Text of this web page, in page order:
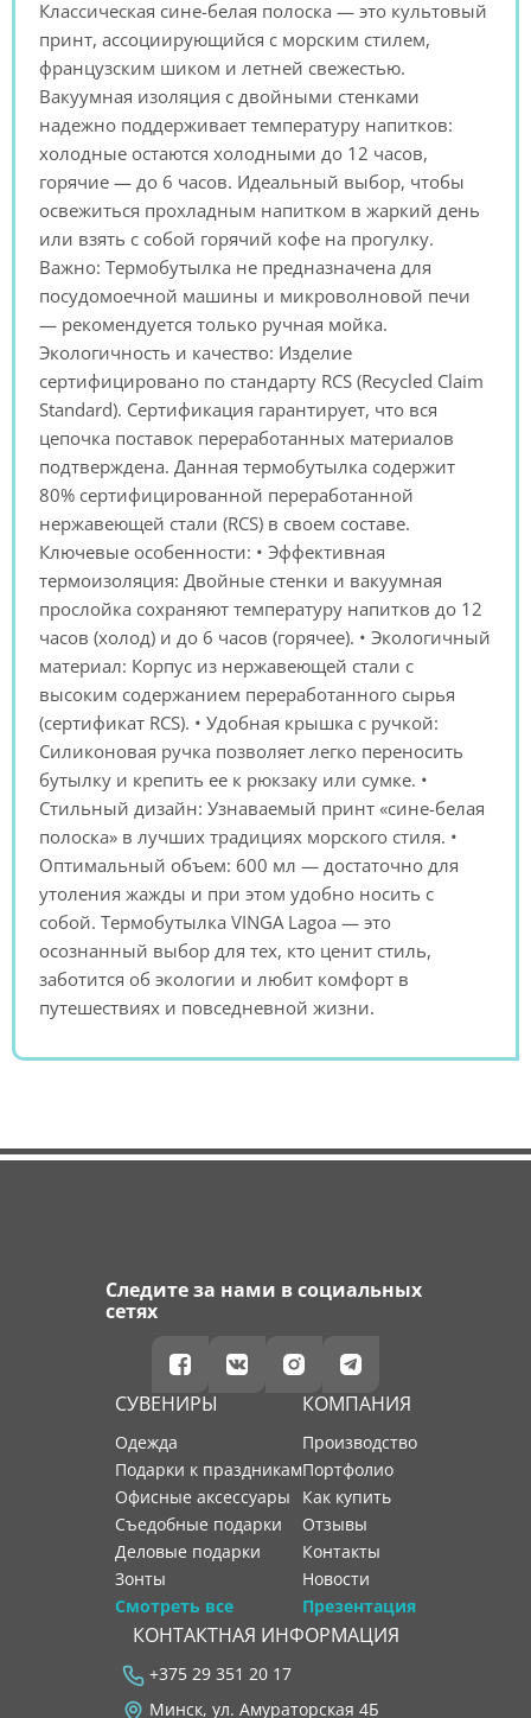
Классическая сине-белая полоска — это культовый
принт, ассоциирующийся с морским стилем,
французским шиком и летней свежестью.
Вакуумная изоляция с двойными стенками
надежно поддерживает температуру напитков:
холодные остаются холодными до 12 часов,
горячие — до 6 часов. Идеальный выбор, чтобы
освежиться прохладным напитком в жаркий день
или взять с собой горячий кофе на прогулку.
Важно: Термобутылка не предназначена для
посудомоечной машины и микроволновой печи
— рекомендуется только ручная мойка.
Экологичность и качество: Изделие
сертифицировано по стандарту RCS (Recycled Claim
Standard). Сертификация гарантирует, что вся
цепочка поставок переработанных материалов
подтверждена. Данная термобутылка содержит
80% сертифицированной переработанной
нержавеющей стали (RCS) в своем составе.
Ключевые особенности: • Эффективная
термоизоляция: Двойные стенки и вакуумная
прослойка сохраняют температуру напитков до 12
часов (холод) и до 6 часов (горячее). • Экологичный
материал: Корпус из нержавеющей стали с
высоким содержанием переработанного сырья
(сертификат RCS). • Удобная крышка с ручкой:
Силиконовая ручка позволяет легко переносить
бутылку и крепить ее к рюкзаку или сумке. •
Стильный дизайн: Узнаваемый принт «сине-белая
полоска» в лучших традициях морского стиля. •
Оптимальный объем: 600 мл — достаточно для
утоления жажды и при этом удобно носить с
собой. Термобутылка VINGA Lagoa — это
осознанный выбор для тех, кто ценит стиль,
заботится об экологии и любит комфорт в
путешествиях и повседневной жизни.
Следите за нами в социальных
сетях
СУВЕНИРЫ
Одежда
Подарки к праздникам
Офисные аксессуары
Съедобные подарки
Деловые подарки
Зонты
Смотреть все
КОМПАНИЯ
производство
портфолио
как купить
отзывы
контакты
новости
Презентация
КОНТАКТНАЯ ИНФОРМАЦИЯ
+375 29 351 20 17
Минск, ул. Амураторская 4Б